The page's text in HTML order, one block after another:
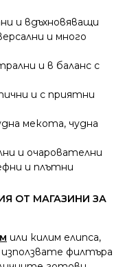
и вдъхновяващи
и много
и в баланс с
и с приятни
мекота, чудна
и очарователни
и плътни
ОТ МАГАЗИНИ ЗА
или килим елипса,
филтъра